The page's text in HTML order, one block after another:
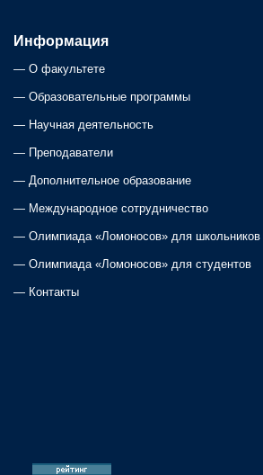
Информация
— О факультете
— Образовательные программы
— Научная деятельность
— Преподаватели
— Дополнительное образование
— Международное сотрудничество
— Олимпиада «Ломоносов» для школьников
— Олимпиада «Ломоносов» для студентов
— Контакты